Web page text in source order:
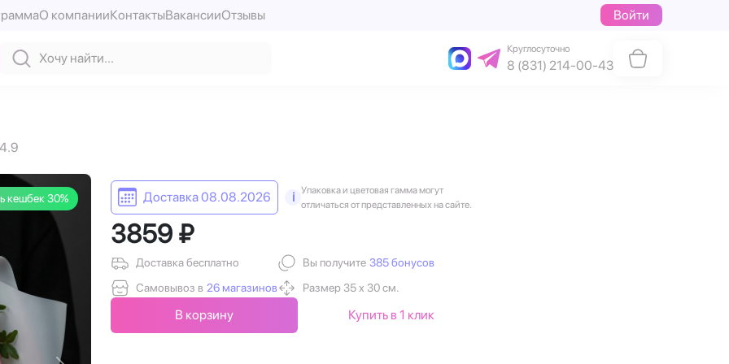
О компанииКонтактыВакансииОтзывы Войти
Круглосуточно
8 (831) 214-00-43
4.9
кешбек 30% Доставка 08.08.2026 i
Упаковка и цветовая гамма могут
отличаться от представленных на сайте.
3859 ₽
Доставка бесплатно
Самовывоз в 26 магазинов
Вы получите 385 бонусов
Размер 35 х 30 см.
В корзину Купить в 1 клик